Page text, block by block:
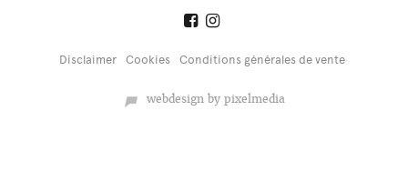
Disclaimer Cookies Conditions générales de vente
webdesign by pixelmedia